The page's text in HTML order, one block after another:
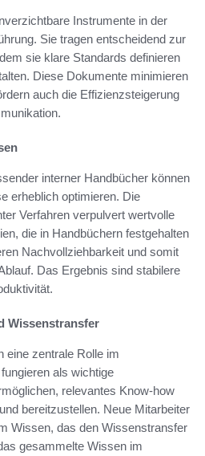
Instrumente in der
Sie tragen entscheidend zur
sie klare Standards definieren
Diese Dokumente minimieren
auch die Effizienzsteigerung
interner Handbücher können
erheblich optimieren. Die
Verfahren verpulvert wertvolle
die in Handbüchern festgehalten
Nachvollziehbarkeit und somit
Das Ergebnis sind stabilere
Wissenstransfer
eine zentrale Rolle im
als wichtige
relevantes Know-how
bereitzustellen. Neue Mitarbeiter
Wissen, das den Wissenstransfer
gesammelte Wissen im